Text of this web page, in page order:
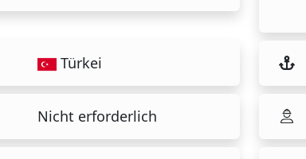
Türkei
Nicht erforderlich